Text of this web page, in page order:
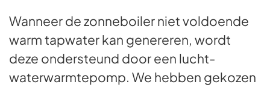
Wanneer de zonneboiler niet voldoende
warm tapwater kan genereren, wordt
deze ondersteund door een lucht-
waterwarmtepomp. We hebben gekozen